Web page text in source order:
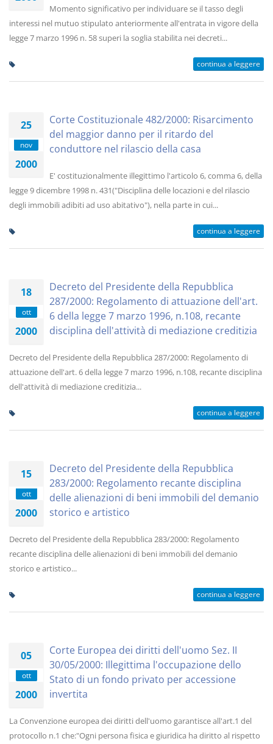
Momento significativo per individuare se il tasso degli
interessi nel mutuo stipulato anteriormente all'entrata in vigore della
legge 7 marzo 1996 n. 58 superi la soglia stabilita nei decreti...
continua a leggere
25
nov
2000
Corte Costituzionale 482/2000: Risarcimento
del maggior danno per il ritardo del
conduttore nel rilascio della casa
E' costituzionalmente illegittimo l'articolo 6, comma 6, della
legge 9 dicembre 1998 n. 431("Disciplina delle locazioni e del rilascio
degli immobili adibiti ad uso abitativo"), nella parte in cui...
continua a leggere
18
ott
2000
Decreto del Presidente della Repubblica
287/2000: Regolamento di attuazione dell'art.
6 della legge 7 marzo 1996, n.108, recante
disciplina dell'attività di mediazione creditizia
Decreto del Presidente della Repubblica 287/2000: Regolamento di
attuazione dell'art. 6 della legge 7 marzo 1996, n.108, recante disciplina
dell'attività di mediazione creditizia...
continua a leggere
15
ott
2000
Decreto del Presidente della Repubblica
283/2000: Regolamento recante disciplina
delle alienazioni di beni immobili del demanio
storico e artistico
Decreto del Presidente della Repubblica 283/2000: Regolamento
recante disciplina delle alienazioni di beni immobili del demanio
storico e artistico...
continua a leggere
05
ott
2000
Corte Europea dei diritti dell'uomo Sez. II
30/05/2000: Illegittima l'occupazione dello
Stato di un fondo privato per accessione
invertita
La Convenzione europea dei diritti dell'uomo garantisce all'art.1 del
protocollo n.1 che:"Ogni persona fisica e giuridica ha diritto al rispetto